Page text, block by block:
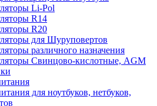
Li-Pol
R14
R20
для Шуруповертов
различного назначения
Свинцово-кислотные, AGM
для ноутбуков, нетбуков,